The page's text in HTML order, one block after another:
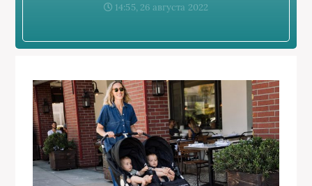
14:55, 26 августа 2022